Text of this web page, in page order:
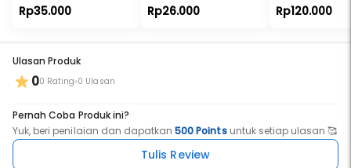
Rp35.000
Deodorant Roll On 50ml
Rp26.000 Rp120.000
Ulasan Produk
00 Rating 0 Ulasan
Pernah Coba Produk ini?
Yuk, beri penilaian dan dapatkan500 Pointsuntuk setiap ulasan 🥰
Tulis Review